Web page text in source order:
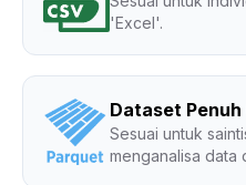
'Excel'.
Dataset
Sesuai untuk
menganalisa data